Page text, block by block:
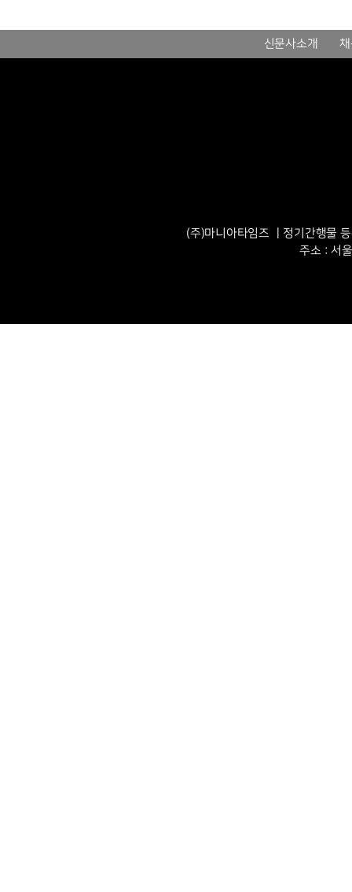
신문사소개
(주)마니아타임즈 ㅣ정기간행물
주소 : 서